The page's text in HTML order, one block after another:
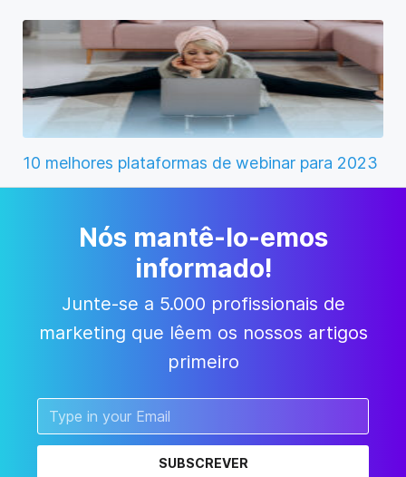
10 melhores plataformas de webinar para 2023
Nós mantê-lo-emos
informado!
Junte-se a 5.000 profissionais de
marketing que lêem os nossos artigos
primeiro
SUBSCREVER